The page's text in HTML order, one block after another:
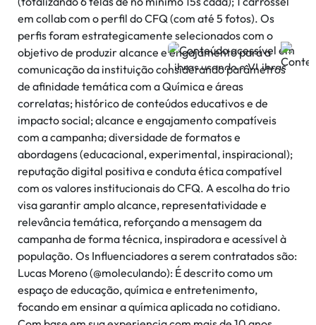
em collab com o perfil do CFQ (com até 5 fotos). Os
perfis foram estrategicamente selecionados com o
objetivo de produzir alcance e engajamento para a
comunicação da instituição considerando parâmetros
de afinidade temática com a Química e áreas
correlatas; histórico de conteúdos educativos e de
impacto social; alcance e engajamento compatíveis
com a campanha; diversidade de formatos e
abordagens (educacional, experimental, inspiracional);
reputação digital positiva e conduta ética compatível
com os valores institucionais do CFQ. A escolha do trio
visa garantir amplo alcance, representatividade e
relevância temática, reforçando a mensagem da
campanha de forma técnica, inspiradora e acessível à
população. Os Influenciadores a serem contratados são:
Lucas Moreno (@moleculando): É descrito como um
espaço de educação, química e entretenimento,
focando em ensinar a química aplicada no cotidiano.